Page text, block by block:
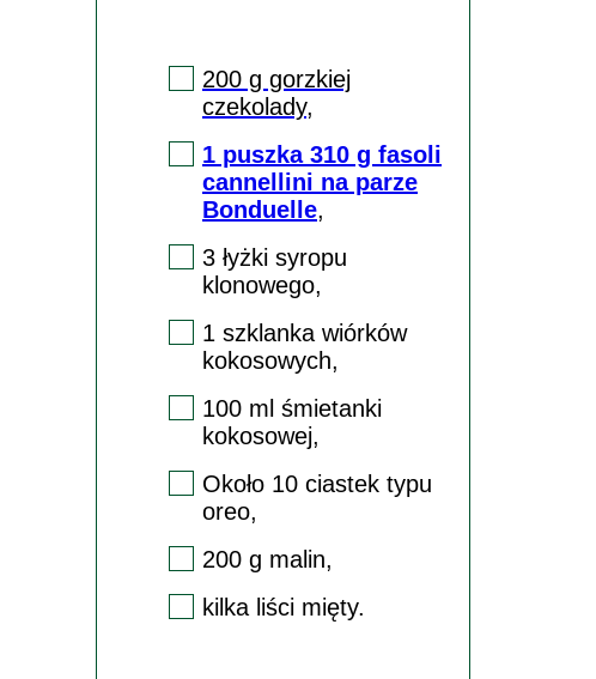
200 g gorzkiej
czekolady,
1 puszka 310 g fasoli
cannellini na parze
Bonduelle,
3 łyżki syropu
klonowego,
1 szklanka wiórków
kokosowych,
100 ml śmietanki
kokosowej,
Około 10 ciastek typu
oreo,
200 g malin,
kilka liści mięty.